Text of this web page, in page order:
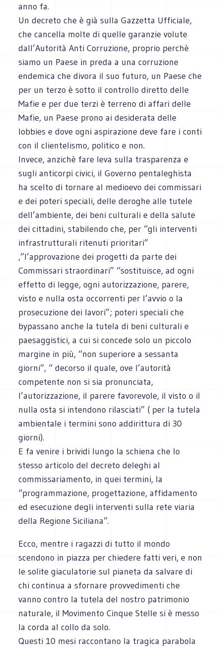
anno fa.
Un decreto che è già sulla Gazzetta Ufficiale,
che cancella molte di quelle garanzie volute
dall’Autorità Anti Corruzione, proprio perchè
siamo un Paese in preda a una corruzione
endemica che divora il suo futuro, un Paese che
per un terzo è sotto il controllo diretto delle
Mafie e per due terzi è terreno di affari delle
Mafie, un Paese prono ai desiderata delle
lobbies e dove ogni aspirazione deve fare i conti
con il clientelismo, politico e non.
Invece, anzichè fare leva sulla trasparenza e
sugli anticorpi civici, il Governo pentaleghista
ha scelto di tornare al medioevo dei commissari
e dei poteri speciali, delle deroghe alle tutele
dell’ambiente, dei beni culturali e della salute
dei cittadini, stabilendo che, per “gli interventi
infrastrutturali ritenuti prioritari”
,”l’approvazione dei progetti da parte dei
Commissari straordinari” “sostituisce, ad ogni
effetto di legge, ogni autorizzazione, parere,
visto e nulla osta occorrenti per l’avvio o la
prosecuzione dei lavori”; poteri speciali che
bypassano anche la tutela di beni culturali e
paesaggistici, a cui si concede solo un piccolo
margine in più, “non superiore a sessanta
giorni”, “ decorso il quale, ove l’autorità
competente non si sia pronunciata,
l’autorizzazione, il parere favorevole, il visto o il
nulla osta si intendono rilasciati” ( per la tutela
ambientale i termini sono addirittura di 30
giorni).
E fa venire i brividi lungo la schiena che lo
stesso articolo del decreto deleghi al
commissariamento, in quei termini, la
“programmazione, progettazione, affidamento
ed esecuzione degli interventi sulla rete viaria
della Regione Siciliana”.
Ecco, mentre i ragazzi di tutto il mondo
scendono in piazza per chiedere fatti veri, e non
le solite giaculatorie sul pianeta da salvare di
chi continua a sfornare provvedimenti che
vanno contro la tutela del nostro patrimonio
naturale, il Movimento Cinque Stelle si è messo
la corda al collo da solo.
Questi 10 mesi raccontano la tragica parabola